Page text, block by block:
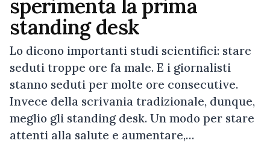
sperimenta la prima
standing desk
Lo dicono importanti studi scientifici: stare
seduti troppe ore fa male. E i giornalisti
stanno seduti per molte ore consecutive.
Invece della scrivania tradizionale, dunque,
meglio gli standing desk. Un modo per stare
attenti alla salute e aumentare,…